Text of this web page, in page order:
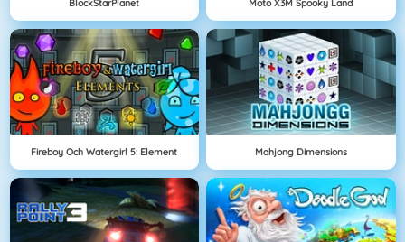
Fireboy Och Watergirl 5: Element Mahjong Dimensions